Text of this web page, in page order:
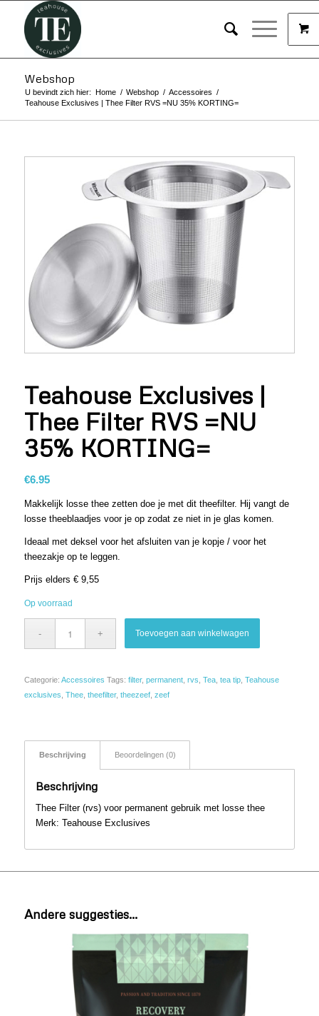
Webshop
U bevindt zich hier: Home / Webshop / Accessoires /
Teahouse Exclusives | Thee Filter RVS =NU 35% KORTING=
Teahouse Exclusives |
Thee Filter RVS =NU
35% KORTING=
€6.95
Makkelijk losse thee zetten doe je met dit theefilter. Hij vangt de
losse theeblaadjes voor je op zodat ze niet in je glas komen.
Ideaal met deksel voor het afsluiten van je kopje / voor het
theezakje op te leggen.
Prijs elders € 9,55
Op voorraad
Toevoegen aan winkelwagen
Categorie: Accessoires Tags: filter, permanent, rvs Tea, tea tip, Teahouse
exclusives Thee, theefilter, theezeef, zeef
Beschrijving Beoordelingen (0)
Beschrijving
Thee Filter (rvs) voor permanent gebruik met losse thee
Merk: Teahouse Exclusives
Andere suggesties…